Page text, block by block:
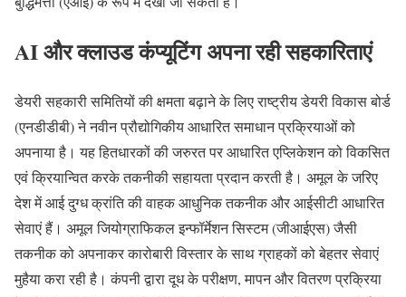
AI और क्लाउड कंप्यूटिंग अपना रही सहकारिताएं
डेयरी सहकारी समितियों की क्षमता बढ़ाने के लिए राष्ट्रीय डेयरी विकास बोर्ड
(एनडीडीबी) ने नवीन प्रौद्योगिकीय आधारित समाधान प्रक्रियाओं को
अपनाया है। यह हितधारकों की जरुरत पर आधारित एप्लिकेशन को विकसित
एवं क्रियान्वित करके तकनीकी सहायता प्रदान करती है। अमूल के जरिए
देश में आई दुग्ध क्रांति की वाहक आधुनिक तकनीक और आईसीटी आधारित
सेवाएं हैं। अमूल जियोग्राफिकल इन्फॉर्मेशन सिस्टम (जीआईएस) जैसी
तकनीक को अपनाकर कारोबारी विस्तार के साथ ग्राहकों को बेहतर सेवाएं
मुहैया करा रही है। कंपनी द्वारा दूध के परीक्षण, मापन और वितरण प्रक्रिया